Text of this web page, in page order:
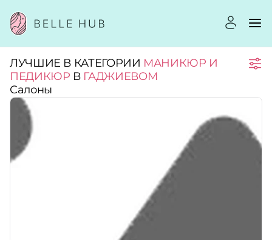
Город:
Категории:
Услуги:
ЛУЧШИЕ В КАТЕГОРИИ МАНИКЮР И
ПЕДИКЮР В ГАДЖИЕВОМ
Салоны